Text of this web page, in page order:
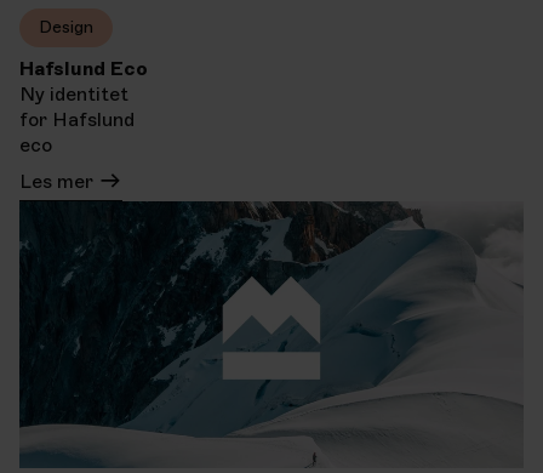
Hafslund Eco
Ny identitet
for Hafslund
eco
Design
Les mer